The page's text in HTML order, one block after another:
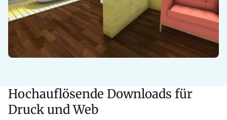
Hochauflösende Downloads für
Druck und Web